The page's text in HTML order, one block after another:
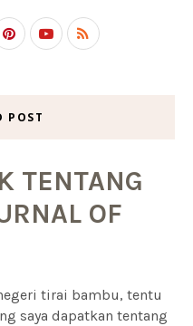
POST
TENTANG
OF
tirai bambu, tentu
saya dapatkan tentang